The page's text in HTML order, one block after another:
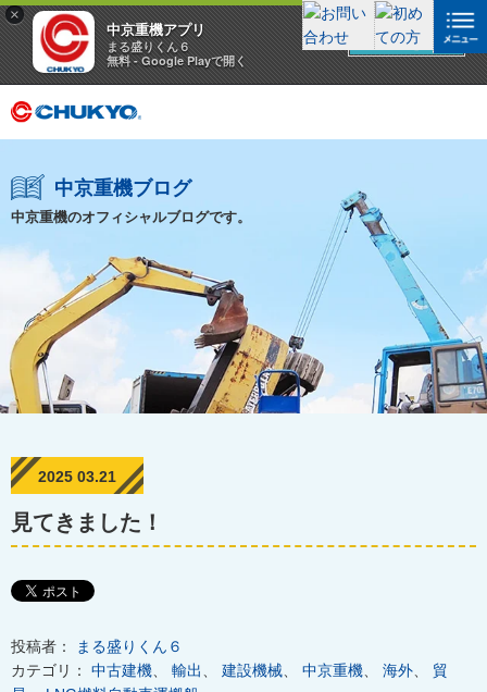
×
中京重機アプリ
まる盛りくん６
無料 - Google Playで開く
アプリを見る
中京重機ブログ
中京重機のオフィシャルブログです。
2025 03.21
見てきました！
投稿者：
まる盛りくん６
カテゴリ： 中古建機 輸出 建設機械 中京重機 海外
貿